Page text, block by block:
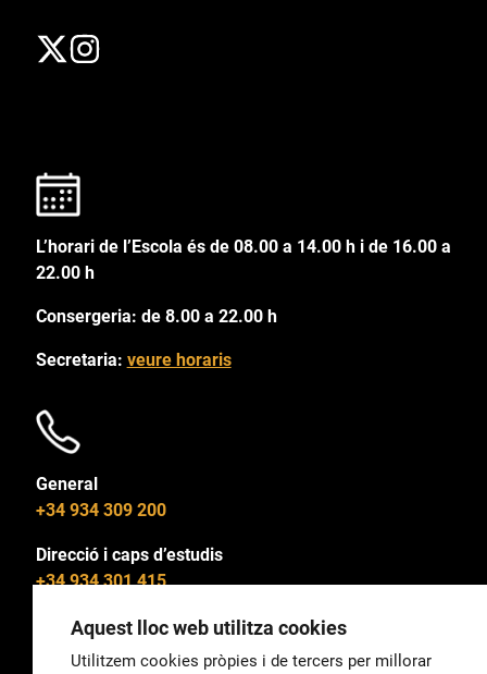
L’horari de l’Escola és de 08.00 a 14.00 h i de 16.00 a
22.00 h
Consergeria: de 8.00 a 22.00 h
Secretaria: veure horaris
General
+34 934 309 200
Direcció i caps d’estudis
+34 934 301 415
Aquest lloc web utilitza cookies
Utilitzem cookies pròpies i de tercers per millorar